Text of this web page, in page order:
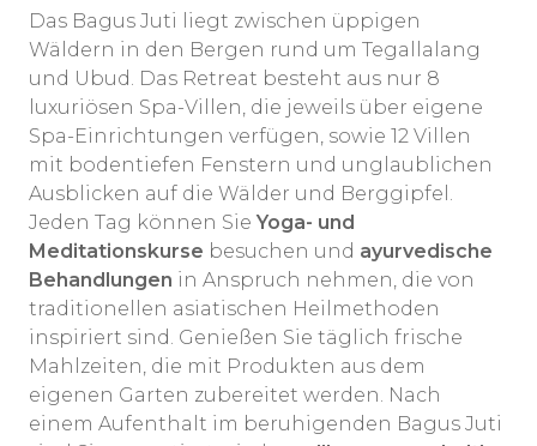
Das Bagus Juti liegt zwischen üppigen
Wäldern in den Bergen rund um Tegallalang
und Ubud. Das Retreat besteht aus nur 8
luxuriösen Spa-Villen, die jeweils über eigene
Spa-Einrichtungen verfügen, sowie 12 Villen
mit bodentiefen Fenstern und unglaublichen
Ausblicken auf die Wälder und Berggipfel.
Jeden Tag können Sie Yoga- und
Meditationskurse besuchen und ayurvedische
Behandlungen in Anspruch nehmen, die von
traditionellen asiatischen Heilmethoden
inspiriert sind. Genießen Sie täglich frische
Mahlzeiten, die mit Produkten aus dem
eigenen Garten zubereitet werden. Nach
einem Aufenthalt im beruhigenden Bagus Juti